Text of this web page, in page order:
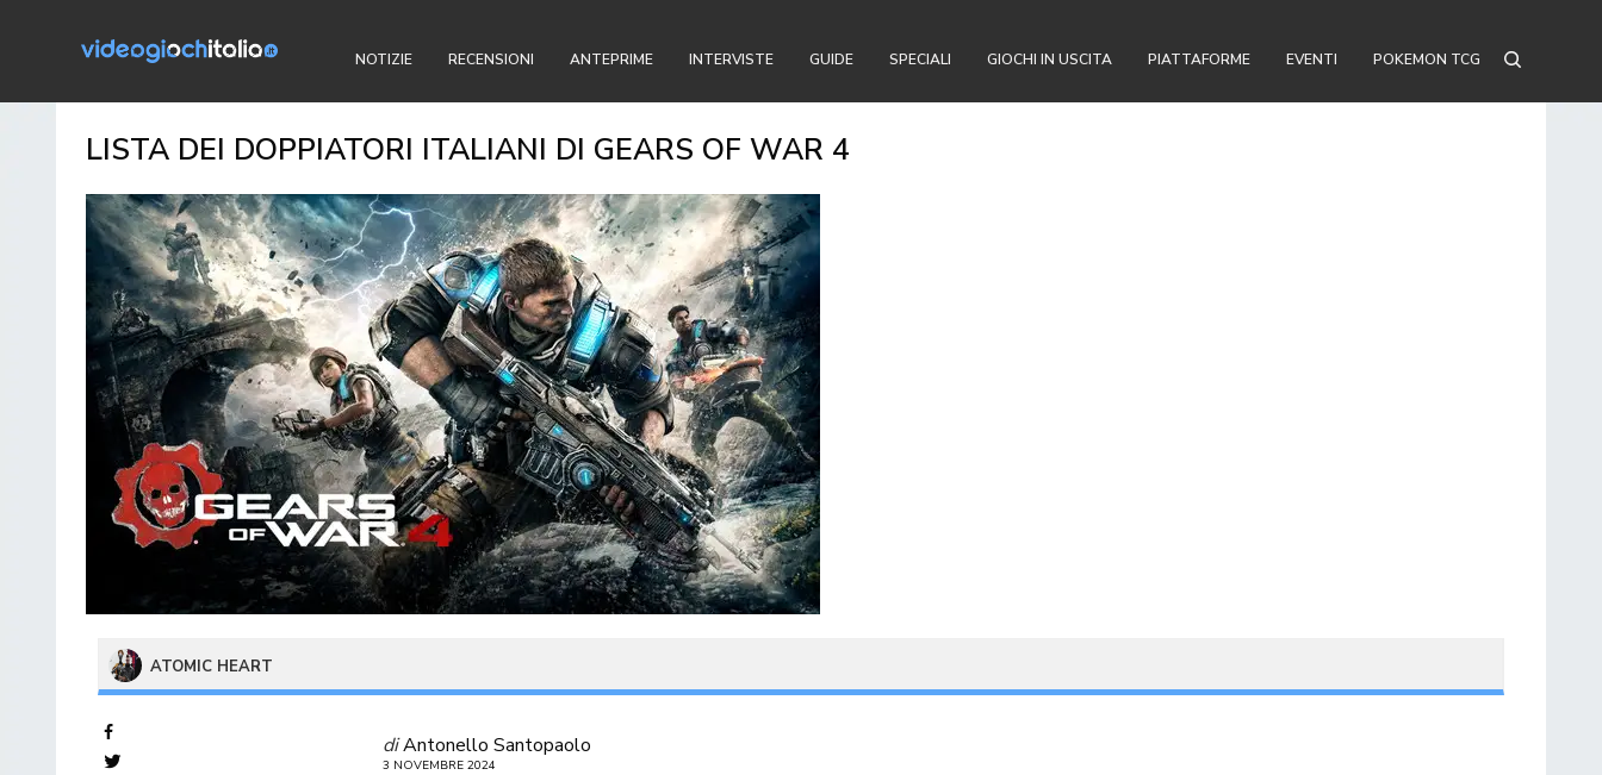
NOTIZIE RECENSIONI ANTEPRIME INTERVISTE GUIDE SPECIALI GIOCHI IN USCITA PIATTAFORME EVENTI POKEMON TCG
LISTA DEI DOPPIATORI ITALIANI DI GEARS OF WAR 4
ATOMIC HEART
diAntonello Santopaolo
3 NOVEMBRE 2024